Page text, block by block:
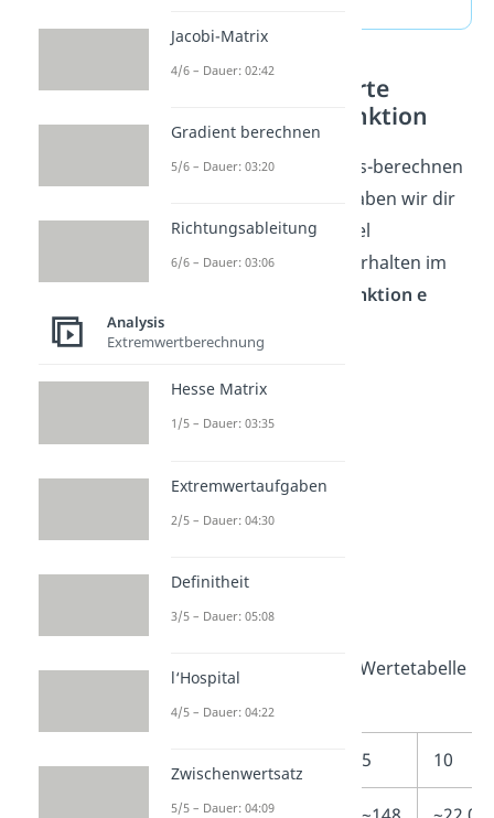
Beispiel Grenzwerte
bestimmen: e-Funktion
Damit du mit dem Limes-berechnen
keine Probleme hast, haben wir dir
noch ein zweites Beispiel
vorbereitet. Welches Verhalten im
Funktion e
hoch x
Limes gegen plus
unendlich
Fange wieder mit einer Wertetabelle
5 10
x
Jacobi-Matrix
4/6 – Dauer: 02:42
Gradient berechnen
5/6 – Dauer: 03:20
Richtungsableitung
6/6 – Dauer: 03:06
Analysis
Extremwertberechnung
Hesse Matrix
1/5 – Dauer: 03:35
Extremwertaufgaben
2/5 – Dauer: 04:30
Definitheit
3/5 – Dauer: 05:08
l‘Hospital
4/5 – Dauer: 04:22
Zwischenwertsatz
5/5 – Dauer: 04:09